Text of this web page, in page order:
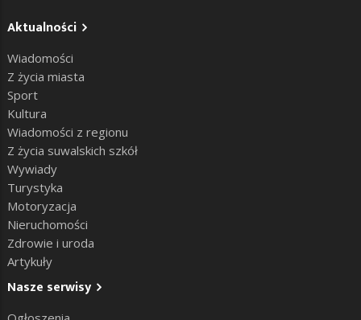
Aktualności
Wiadomości
Z życia miasta
Sport
Kultura
Wiadomości z regionu
Z życia suwalskich szkół
Wywiady
Turystyka
Motoryzacja
Nieruchomości
Zdrowie i uroda
Artykuły
Nasze serwisy